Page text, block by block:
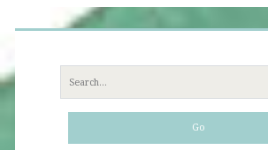
Search
for: